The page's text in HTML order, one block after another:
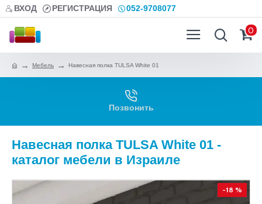
ВХОД РЕГИСТРАЦИЯ 052-9708077
0
Мебель Навесная полка TULSA White 01
Позвонить
Навесная полка TULSA White 01 -
каталог мебели в Израиле
-18 %